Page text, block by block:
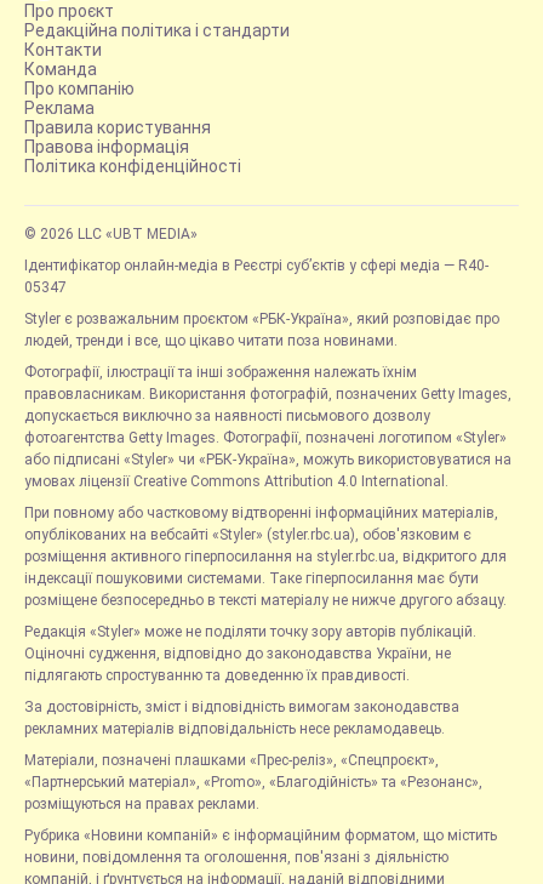
Про проєкт
Редакційна політика і стандарти
Контакти
Команда
Про компанію
Реклама
Правила користування
Правова інформація
Політика конфіденційності
© 2026 LLC «UBT MEDIA»
Ідентифікатор онлайн-медіа в Реєстрі суб’єктів у сфері медіа — R40-
05347
Styler є розважальним проєктом «РБК-Україна», який розповідає про
людей, тренди і все, що цікаво читати поза новинами.
Фотографії, ілюстрації та інші зображення належать їхнім
правовласникам. Використання фотографій, позначених Getty Images,
допускається виключно за наявності письмового дозволу
фотоагентства Getty Images. Фотографії, позначені логотипом «Styler»
або підписані «Styler» чи «РБК-Україна», можуть використовуватися на
умовах ліцензії Creative Commons Attribution 4.0 International.
При повному або частковому відтворенні інформаційних матеріалів,
опублікованих на вебсайті «Styler» (styler.rbc.ua), обов'язковим є
розміщення активного гіперпосилання на styler.rbc.ua, відкритого для
індексації пошуковими системами. Таке гіперпосилання має бути
розміщене безпосередньо в тексті матеріалу не нижче другого абзацу.
Редакція «Styler» може не поділяти точку зору авторів публікацій.
Оціночні судження, відповідно до законодавства України, не
підлягають спростуванню та доведенню їх правдивості.
За достовірність, зміст і відповідність вимогам законодавства
рекламних матеріалів відповідальність несе рекламодавець.
Матеріали, позначені плашками «Прес-реліз», «Спецпроєкт»,
«Партнерський матеріал», «Promo», «Благодійність» та «Резонанс»,
розміщуються на правах реклами.
Рубрика «Новини компаній» є інформаційним форматом, що містить
новини, повідомлення та оголошення, пов'язані з діяльністю
компаній, і ґрунтується на інформації, наданій відповідними